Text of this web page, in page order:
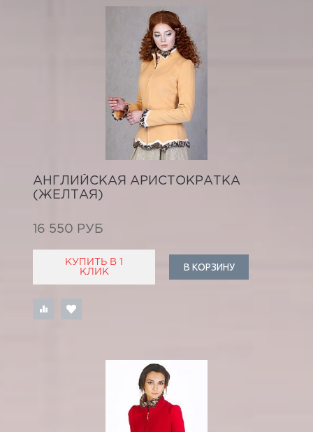
АНГЛИЙСКАЯ АРИСТОКРАТКА
(ЖЕЛТАЯ)
16 550 РУБ
КУПИТЬ В 1
КЛИК
В КОРЗИНУ